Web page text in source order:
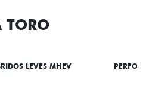
TORO
LEVES MHEV